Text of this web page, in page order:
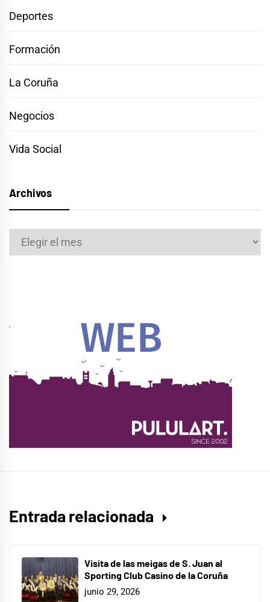
Deportes
Formación
La Coruña
Negocios
Vida Social
Archivos
Archivos
Entrada relacionada
Visita de las meigas de S. Juan al
Sporting Club Casino de la Coruña
junio 29, 2026